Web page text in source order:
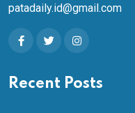
patadaily.id@gmail.com
Recent Posts